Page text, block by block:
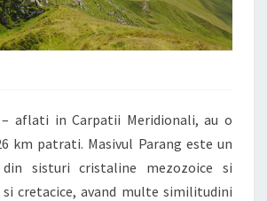
– aflati in Carpatii Meridionali, au o
km patrati. Masivul Parang este un
sisturi cristaline mezozoice si
si cretacice, avand multe similitudini